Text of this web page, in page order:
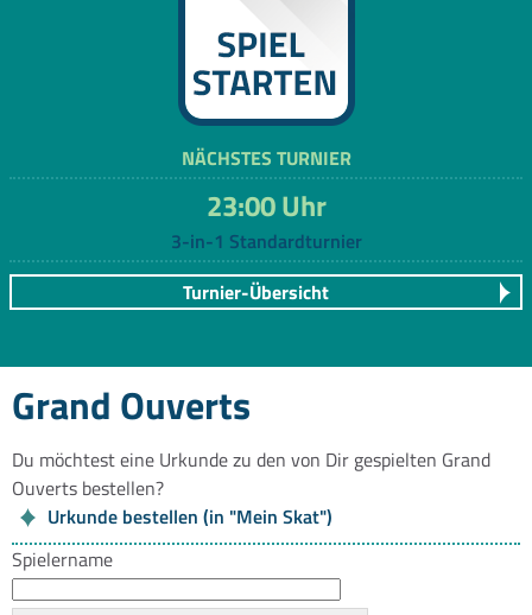
NÄCHSTES TURNIER
23:00 Uhr
3-in-1 Standardturnier
Turnier-Übersicht
Grand Ouverts
Du möchtest eine Urkunde zu den von Dir gespielten Grand
Ouverts bestellen?
Urkunde bestellen (in "Mein Skat")
Spielername